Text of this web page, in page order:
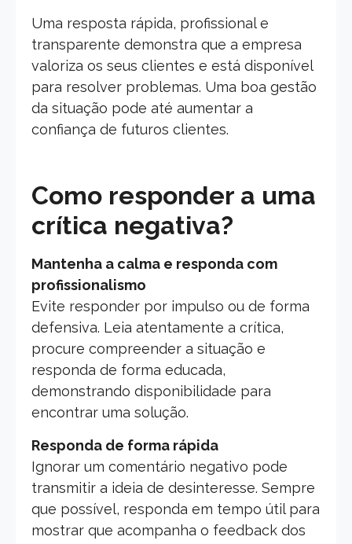
Uma resposta rápida, profissional e
transparente demonstra que a empresa
valoriza os seus clientes e está disponível
para resolver problemas. Uma boa gestão
da situação pode até aumentar a
confiança de futuros clientes.
Como responder a uma
crítica negativa?
Mantenha a calma e responda com
profissionalismo
Evite responder por impulso ou de forma
defensiva. Leia atentamente a crítica,
procure compreender a situação e
responda de forma educada,
demonstrando disponibilidade para
encontrar uma solução.
Responda de forma rápida
Ignorar um comentário negativo pode
transmitir a ideia de desinteresse. Sempre
que possível, responda em tempo útil para
mostrar que acompanha o feedback dos